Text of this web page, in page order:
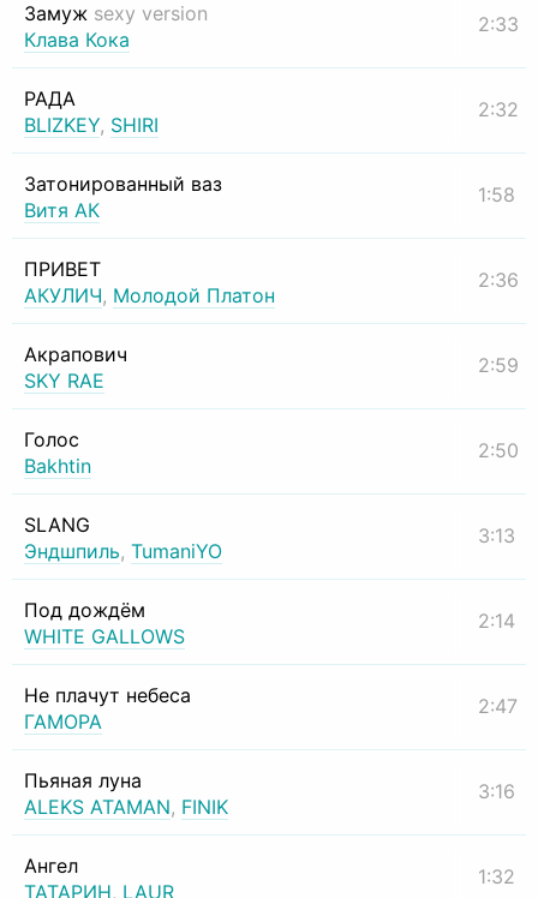
Замуж sexy version
Клава Кока
2:33
РАДА
BLIZKEY, SHIRI
2:32
Затонированный ваз
Витя АК
1:58
ПРИВЕТ
АКУЛИЧ, Молодой Платон
2:36
Акрапович
SKY RAE
2:59
Голос
Bakhtin
2:50
SLANG
Эндшпиль, TumaniYO
3:13
Под дождём
WHITE GALLOWS
2:14
Не плачут небеса
ГАМОРА
2:47
Пьяная луна
ALEKS ATAMAN, FINIK
3:16
Ангел
ТАТАРИН, LAUR
1:32